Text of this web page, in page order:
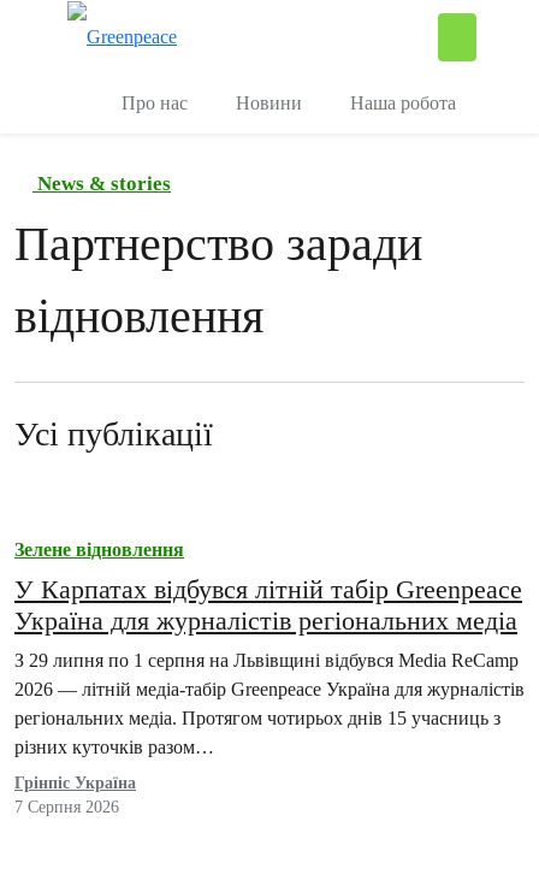
Про нас Новини Наша робота
News & stories
Партнерство заради
відновлення
Усі публікації
Зелене відновлення
У Карпатах відбувся літній табір Greenpeace
Україна для журналістів регіональних медіа
З 29 липня по 1 серпня на Львівщині відбувся Media ReCamp
2026 — літній медіа-табір Greenpeace Україна для журналістів
регіональних медіа. Протягом чотирьох днів 15 учасниць з
різних куточків разом…
Грінпіс Україна
7 Серпня 2026